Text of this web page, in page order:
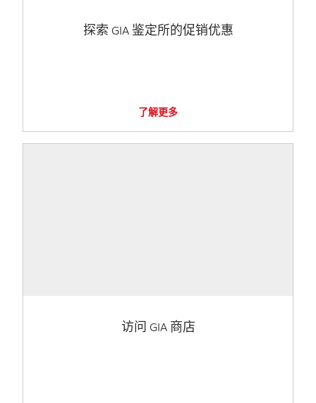
探索 GIA 鉴定所的促销优惠
了解更多
访问 GIA 商店